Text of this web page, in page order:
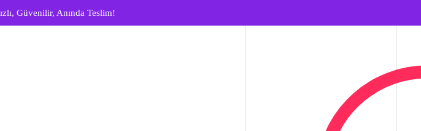
Güvenilir, Anında Teslim!